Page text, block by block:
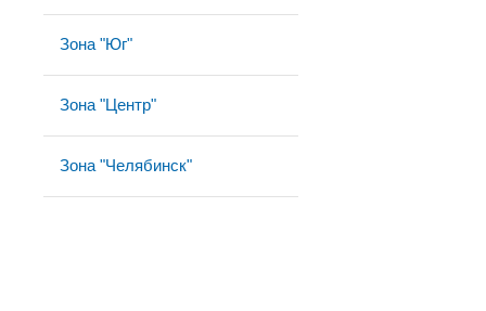
Зона "Юг"
Зона "Центр"
Зона "Челябинск"